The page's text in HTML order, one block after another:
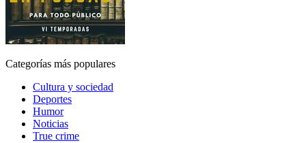
Categorías más populares
Cultura y sociedad
Deportes
Humor
Noticias
True crime